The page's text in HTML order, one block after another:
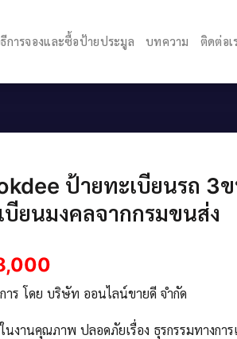
การจองและซื้อป้ายประมูล บทความ ติดต่อเ
ป้ายทะเบียนรถ 3
บียนมงคลจากกรมขนส่ง
าร โดย บริษัท ออนไลน์ขายดี จำกัด
นงานคุณภาพ ปลอดภัยเรื่อง ธุรกรรมทางการ